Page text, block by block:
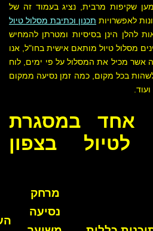
שקיפות מרבית, נציג בעמוד זה של
תכנון וכתיבת מסלול טיול
להלן הינן בסיסיות ומטרתן להמחיש
מסלול טיול מותאם אישית בחו"ל, אנו
אשר מכיל את המסלול על פי ימים, לוח
בכל מקום, כמה זמן נסיעה ממקום
אחד במסגרת
בצפון
מרחק
נסיעה